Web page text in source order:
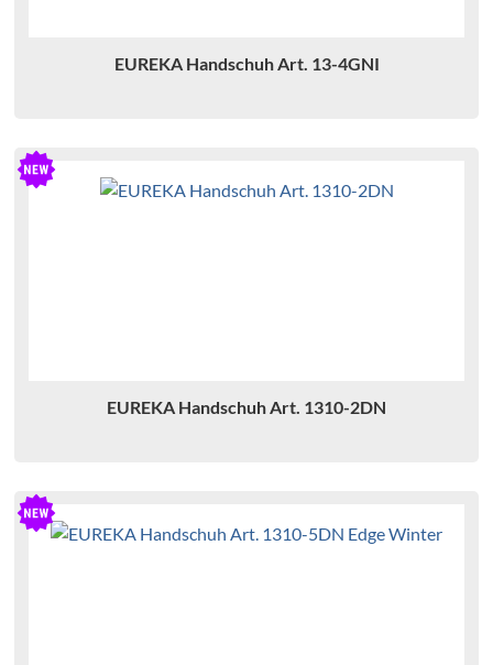
EUREKA Handschuh Art. 13-4GNI
EUREKA Handschuh Art. 1310-2DN